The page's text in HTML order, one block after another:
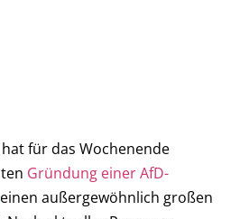
hat für das Wochenende
Gründung einer AfD-
einen außergewöhnlich großen